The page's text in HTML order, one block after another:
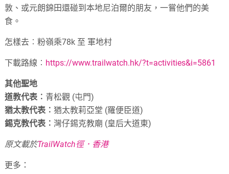
敦、或元朗錦田還碰到本地尼泊爾的朋友，一嘗他們的美
食。
怎樣去︰粉嶺乘78k 至 軍地村
下載路線︰ https://www.trailwatch.hk/?t=activities&i=5861
其他聖地
道教代表︰ 青松觀 (屯門)
猶太教代表︰猶太教莉亞堂 (羅便臣道)
錫克教代表︰ 灣仔錫克教廟 (皇后大道東)
原文載於TrailWatch徑．香港
更多：